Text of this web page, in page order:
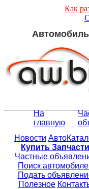
Как
На
главную
Новости
Купить Запчасти
Частные
Поиск
Подать
Полезное